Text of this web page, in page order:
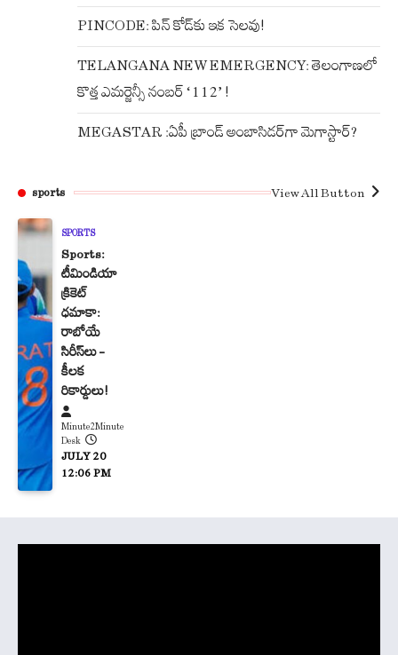
PINCODE: పిన్ కోడ్‌కు ఇక సెలవు!
TELANGANA NEW EMERGENCY: తెలంగాణలో
కొత్త ఎమర్జెన్సీ నంబర్ ‘112’ !
MEGASTAR :ఏపీ బ్రాండ్ అంబాసిడర్‌గా మెగాస్టార్?
sports View All Button
SPORTS
Sports:
టీమిండియా
క్రికెట్
ధమాకా:
రాబోయే
సిరీస్‌లు –
కీలక
రికార్డులు!
Minute2Minute
Desk
JULY 20
12:06 PM